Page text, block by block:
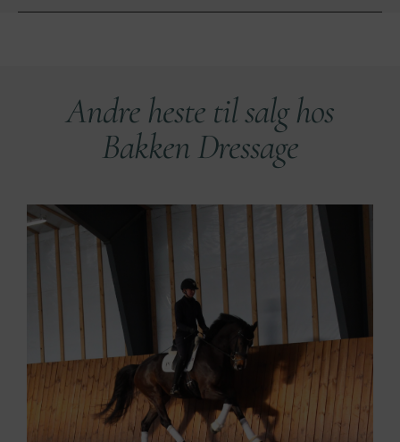
Andre heste til salg hos
Bakken Dressage